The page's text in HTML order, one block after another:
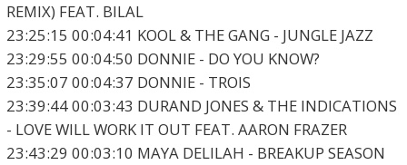
REMIX) FEAT. BILAL
23:25:15 00:04:41 KOOL & THE GANG - JUNGLE JAZZ
23:29:55 00:04:50 DONNIE - DO YOU KNOW?
23:35:07 00:04:37 DONNIE - TROIS
23:39:44 00:03:43 DURAND JONES & THE INDICATIONS
- LOVE WILL WORK IT OUT FEAT. AARON FRAZER
23:43:29 00:03:10 MAYA DELILAH - BREAKUP SEASON